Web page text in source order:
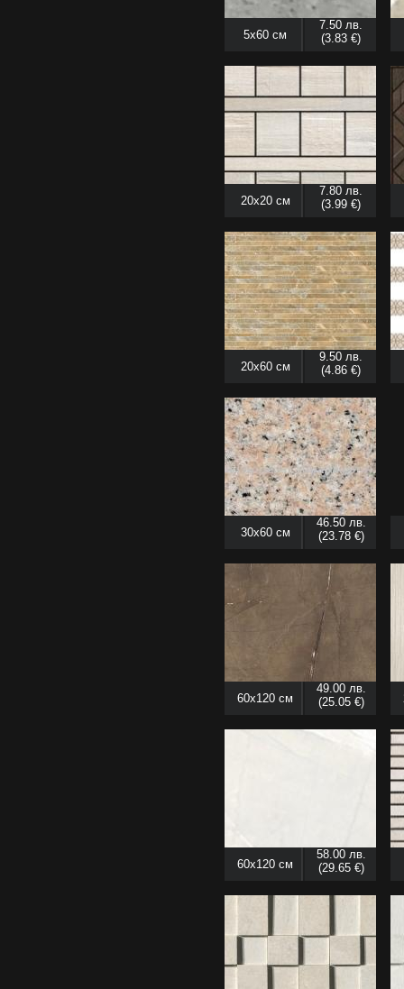
5x60 см
7.50 лв.
(3.83 €)
20x20 см
7.80 лв.
(3.99 €)
20x60 см
9.50 лв.
(4.86 €)
30x60 см
46.50 лв.
(23.78 €)
60x120 см
49.00 лв.
(25.05 €)
60x120 см
58.00 лв.
(29.65 €)